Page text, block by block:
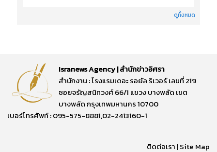
ดูทั้งหมด
Isranews Agency | สำนักข่าวอิศรา
สำนักงาน : โรงแรมเดอะ รอยัล ริเวอร์ เลขที่ 219
ซอยจรัญสนิทวงศ์ 66/1 แขวง บางพลัด เขต
บางพลัด กรุงเทพมหานคร 10700
เบอร์โทรศัพท์ : 095-575-8881,02-2413160-1
ติดต่อเรา |Site Map